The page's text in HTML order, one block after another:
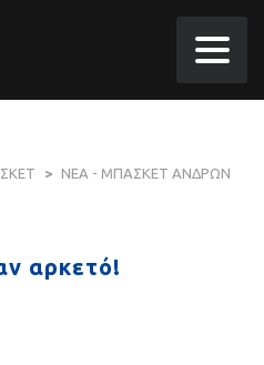
>
ΝΕΑ - ΜΠΑΣΚΕΤ ΑΝΔΡΩΝ
αρκετό!